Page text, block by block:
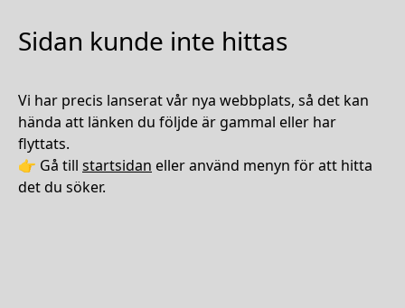
Sidan kunde inte hittas
Vi har precis lanserat vår nya webbplats, så det kan
hända att länken du följde är gammal eller har
flyttats.
👉 Gå till startsidan eller använd menyn för att hitta
det du söker.